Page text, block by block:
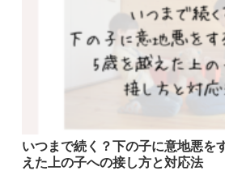
いつまで続く？下の子に意地悪を
えた上の子への接し方と対応法